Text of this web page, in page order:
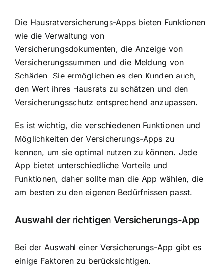
Die Hausratversicherungs-Apps bieten Funktionen
wie die Verwaltung von
Versicherungsdokumenten, die Anzeige von
Versicherungssummen und die Meldung von
Schäden. Sie ermöglichen es den Kunden auch,
den Wert ihres Hausrats zu schätzen und den
Versicherungsschutz entsprechend anzupassen.
Es ist wichtig, die verschiedenen Funktionen und
Möglichkeiten der Versicherungs-Apps zu
kennen, um sie optimal nutzen zu können. Jede
App bietet unterschiedliche Vorteile und
Funktionen, daher sollte man die App wählen, die
am besten zu den eigenen Bedürfnissen passt.
Auswahl der richtigen Versicherungs-App
Bei der Auswahl einer Versicherungs-App gibt es
einige Faktoren zu berücksichtigen.